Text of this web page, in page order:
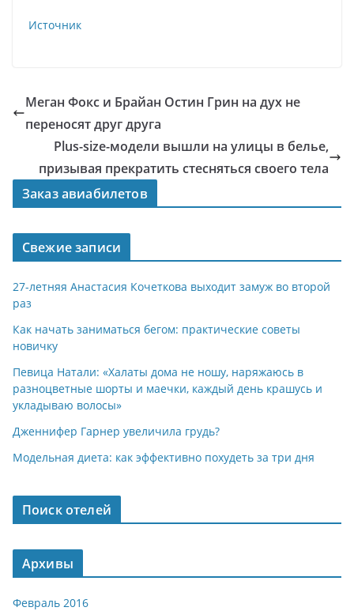
Источник
Меган Фокс и Брайан Остин Грин на дух не
переносят друг друга
Plus-size-модели вышли на улицы в белье,
призывая прекратить стесняться своего тела
Заказ авиабилетов
Свежие записи
27-летняя Анастасия Кочеткова выходит замуж во второй
раз
Как начать заниматься бегом: практические советы
новичку
Певица Натали: «Халаты дома не ношу, наряжаюсь в
разноцветные шорты и маечки, каждый день крашусь и
укладываю волосы»
Дженнифер Гарнер увеличила грудь?
Модельная диета: как эффективно похудеть за три дня
Поиск отелей
Архивы
Февраль 2016